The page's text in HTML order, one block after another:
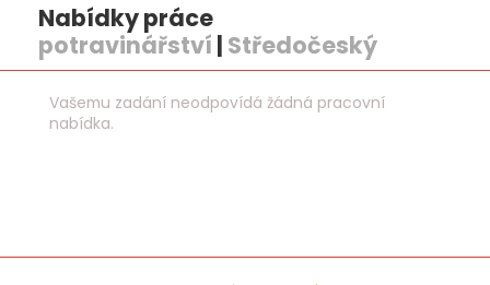
Nabídky práce
potravinářství | Středočeský
Vašemu zadání neodpovídá žádná pracovní
nabídka.